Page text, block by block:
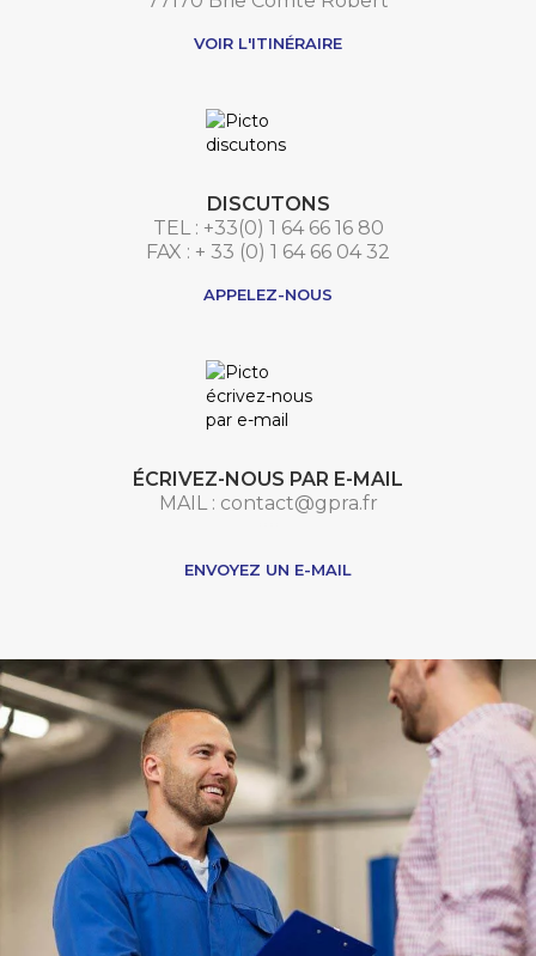
VOIR L'ITINÉRAIRE
DISCUTONS
TEL : +33(0) 1 64 66 16 80
FAX : + 33 (0) 1 64 66 04 32
APPELEZ-NOUS
ÉCRIVEZ-NOUS PAR E-MAIL
MAIL : contact@gpra.fr
ENVOYEZ UN E-MAIL